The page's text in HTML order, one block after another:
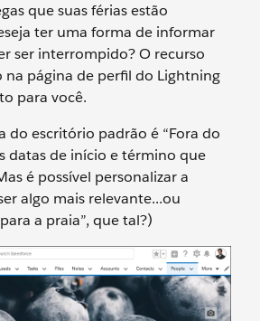
que suas férias estão
ter uma forma de informar
ser interrompido? O recurso
na página de perfil do Lightning
para você.
do escritório padrão é “Fora do
datas de início e término que
é possível personalizar a
algo mais relevante...ou
a praia”, que tal?)